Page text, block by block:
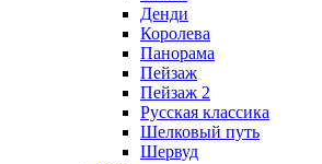
Денди
Королева
Панорама
Пейзаж
Пейзаж 2
Русская классика
Шелковый путь
Шервуд